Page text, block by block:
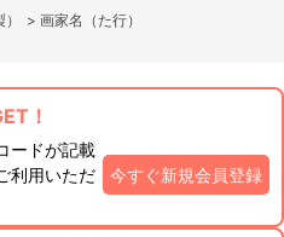
> 画家名（た行）
！
ードが記載
利用いただ
今すぐ新規会員登録